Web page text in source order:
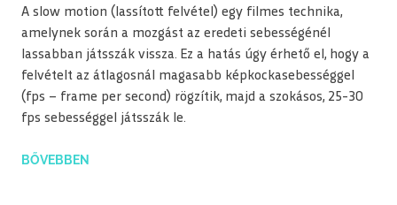
A slow motion (lassított felvétel) egy filmes technika,
amelynek során a mozgást az eredeti sebességénél
lassabban játsszák vissza. Ez a hatás úgy érhető el, hogy a
felvételt az átlagosnál magasabb képkockasebességgel
(fps – frame per second) rögzítik, majd a szokásos, 25-30
fps sebességgel játsszák le.
BŐVEBBEN